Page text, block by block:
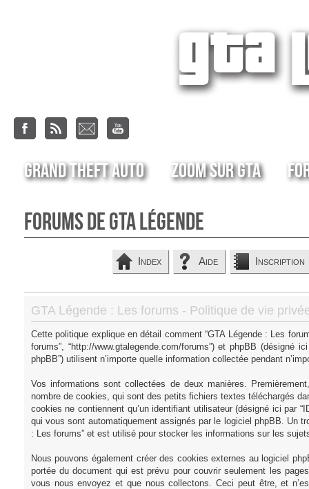
Grand Theft Auto Zoom sur GTA
Forums de GTA Légende
Index Aide Inscription
GTA Légende : Les forums - Politique de vie
Cette politique explique en détail comment “GTA Légende : Les
forums”, “http://www.gtalegende.com/forums”) et phpBB (désigné ici
phpBB”) utilisent n’importe quelle information collectée pendant
Vos informations sont collectées de deux manières.
nombre de cookies, qui sont des petits fichiers textes téléchargés
cookies ne contiennent qu’un identifiant utilisateur (désigné ici par
qui vous sont automatiquement assignés par le logiciel phpBB. Un
: Les forums” et est utilisé pour stocker les informations sur les
Nous pouvons également créer des cookies externes au logiciel
portée du document qui est prévu pour couvrir seulement les
vous nous envoyez et que nous collectons. Ceci peut être, et